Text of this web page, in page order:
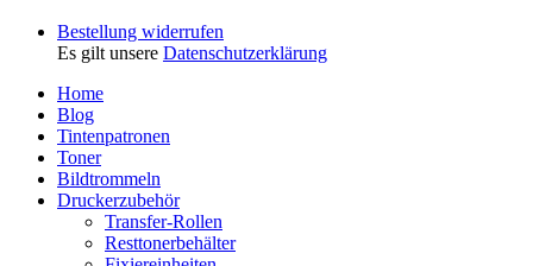
Bestellung widerrufen
Es gilt unsere Datenschutzerklärung
Home
Blog
Tintenpatronen
Toner
Bildtrommeln
Druckerzubehör
Transfer-Rollen
Resttonerbehälter